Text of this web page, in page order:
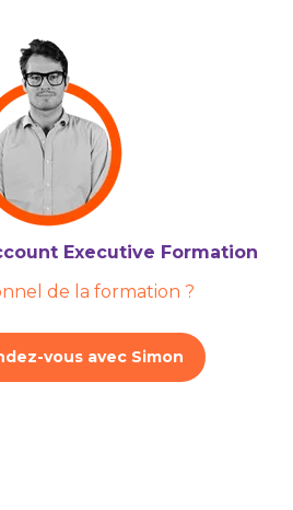
Executive Formation
de la formation ?
vous avec Simon